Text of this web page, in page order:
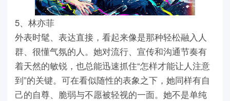
5、林亦菲
外表时髦、表达直接，看起来像是那种轻松融入人
群、很懂气氛的人。她对流行、宣传和沟通节奏有
着天然的敏锐，也总能迅速抓住“怎样才能让人注意
到”的关键。可在看似随性的表象之下，她同样有自
己的自尊、脆弱与不愿被轻视的一面。她不是单纯